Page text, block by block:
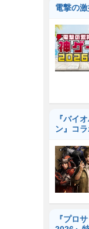
電撃の
『バイ
ン』コ
『プロ